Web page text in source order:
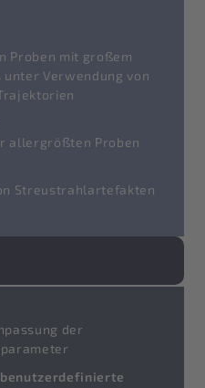
Proben mit großem
Verwendung von
allergrößten Proben
Streustrahlartefakten
der